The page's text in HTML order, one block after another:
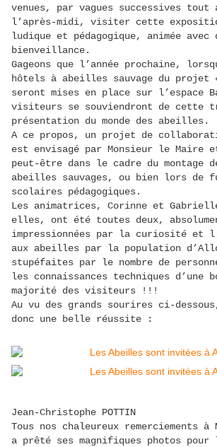
venues, par vagues successives tout
l’après-midi, visiter cette
ludique et pédagogique, animée avec
bienveillance.
Gageons que l’année prochaine,
hôtels à abeilles sauvage du projet
seront mises en place sur l’espace
visiteurs se souviendront de cette
présentation du monde des abeilles.
A ce propos, un projet de
est envisagé par Monsieur le Maire
peut-être dans le cadre du montage
abeilles sauvages, ou bien lors de
scolaires pédagogiques.
Les animatrices, Corinne et
elles, ont été toutes deux,
impressionnées par la curiosité et
aux abeilles par la population
stupéfaites par le nombre de
les connaissances techniques d’une
majorité des visiteurs !!!
Au vu des grands sourires ci-
donc une belle réussite :
Jean-Christophe POTTIN
Tous nos chaleureux remerciements à
a prêté ses magnifiques photos pour